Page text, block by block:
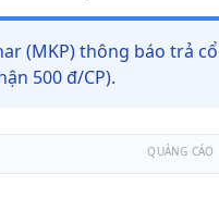
(MKP) thông báo trả
500 đ/CP).
QUẢNG CÁO